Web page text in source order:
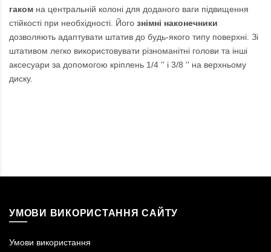
гаком на центральній колоні для доданого ваги підвищення
стійкості при необхідності. Його знімні наконечники
дозволяють адаптувати штатив до будь-якого типу поверхні. Зі
штативом легко використовувати різноманітні голови та інші
аксесуари за допомогою кріплень 1/4 '' і 3/8 '' на верхньому
диску.
УМОВИ ВИКОРИСТАННЯ САЙТУ
Умови використання